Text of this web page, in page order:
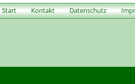
Start Kontakt Datenschutz